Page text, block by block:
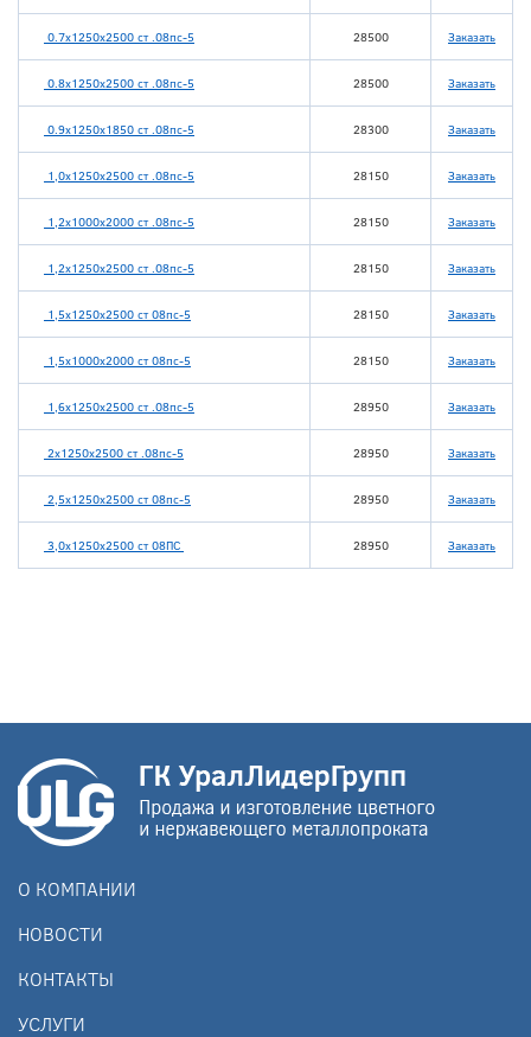
0.7х1250х2500 ст .08пс-5 28500 Заказать
0.8х1250х2500 ст .08пс-5 28500 Заказать
0.9х1250х1850 ст .08пс-5 28300 Заказать
1,0х1250х2500 ст .08пс-5 28150 Заказать
1,2х1000х2000 ст .08пс-5 28150 Заказать
1,2х1250х2500 ст .08пс-5 28150 Заказать
1,5х1250х2500 ст 08пс-5 28150 Заказать
1,5х1000х2000 ст 08пс-5 28150 Заказать
1,6х1250х2500 ст .08пс-5 28950 Заказать
2х1250х2500 ст .08пс-5 28950 Заказать
2,5х1250х2500 ст 08пс-5 28950 Заказать
3,0х1250х2500 ст 08ПС 28950 Заказать
О КОМПАНИИ
НОВОСТИ
КОНТАКТЫ
УСЛУГИ